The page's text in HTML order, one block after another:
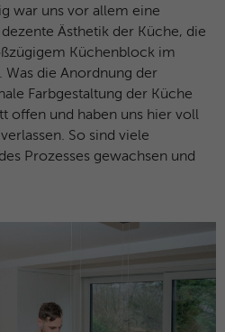
war uns vor allem eine
Ästhetik der Küche, die
Küchenblock im
die Anordnung der
Farbgestaltung der Küche
offen und haben uns hier voll
So sind viele
Prozesses gewachsen und
Clarity
mehrere Seitenaufrufe eines
zu einer einzigen Clarity-
Clarity diesen Benutzer zum